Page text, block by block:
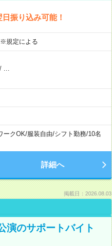
振り込み可能！
規定による
ークOK/服装自由/シフト勤務/10名
詳細へ
掲載日：2026.08.03
演のサポートバイト